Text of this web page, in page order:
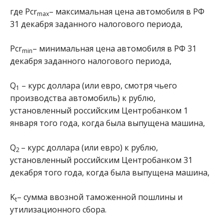
где Pcrmax– максимальная цена автомобиля в РФ
31 декабря заданного налогового периода,
Pcrmin– минимальная цена автомобиля в РФ 31
декабря заданного налогового периода,
Q1 – курс доллара (или евро, смотря чьего
производства автомобиль) к рублю,
установленный российским Центробанком 1
января того года, когда была выпущена машина,
Q2 – курс доллара (или евро) к рублю,
установленный российским Центробанком 31
декабря того года, когда была выпущена машина,
Kt– сумма ввозной таможенной пошлины и
утилизационного сбора.